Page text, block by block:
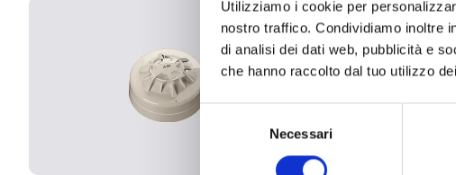
Utilizziamo i cookie per
nostro traffico. Condividiamo inoltre
di analisi dei dati web, pubblicità e
che hanno raccolto dal tuo utilizzo
Selezione
Necessari